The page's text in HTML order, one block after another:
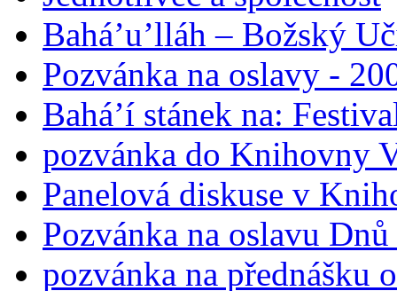
Bahá’u’lláh – Božský
Pozvánka na oslavy -
Bahá’í stánek na:
pozvánka do Knihovny
Panelová diskuse v
Pozvánka na oslavu
pozvánka na přednášku